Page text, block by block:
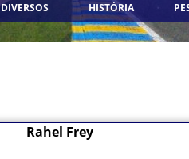
DIVERSOS HISTÓRIA
Rahel Frey